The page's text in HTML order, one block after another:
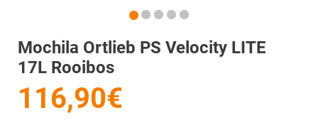
Mochila Ortlieb PS Velocity LITE
17L Rooibos
116,90€